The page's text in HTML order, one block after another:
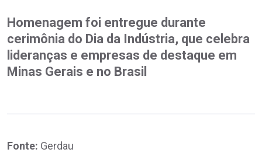
Homenagem foi entregue durante
cerimônia do Dia da Indústria, que celebra
lideranças e empresas de destaque em
Minas Gerais e no Brasil
Fonte: Gerdau